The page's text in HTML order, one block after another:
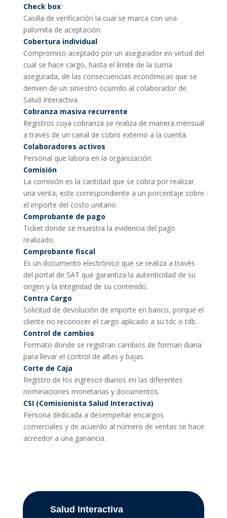
Check box
Casilla de verificación la cual se marca con una
palomita de aceptación.
Cobertura individual
Compromiso aceptado por un asegurador en virtud del
cual se hace cargo, hasta el límite de la suma
asegurada, de las consecuencias económicas que se
deriven de un siniestro ocurrido al colaborador de
Salud Interactiva.
Cobranza masiva recurrente
Registros cuya cobranza se realiza de manera mensual
a través de un canal de cobro externo a la cuenta.
Colaboradores activos
Personal que labora en la organización.
Comisión
La comisión es la cantidad que se cobra por realizar
una venta, este correspondiente a un porcentaje sobre
el importe del costo unitario.
Comprobante de pago
Ticket donde se muestra la evidencia del pago
realizado.
Comprobante fiscal
Es un documento electrónico que se realiza a través
del portal de SAT que garantiza la autenticidad de su
origen y la integridad de su contenido.
Contra Cargo
Solicitud de devolución de importe en banco, porqué el
cliente no reconocer el cargo aplicado a su tdc o tdb.
Control de cambios
Formato donde se registran cambios de forman diaria
para llevar el control de altas y bajas.
Corte de Caja
Registro de los ingresos diarios en las diferentes
nominaciones monetarias y documentos.
CSI (Comisionista Salud Interactiva)
Persona dedicada a desempeñar encargos
comerciales y de acuerdo al número de ventas se hace
acreedor a una ganancia.
Salud Interactiva